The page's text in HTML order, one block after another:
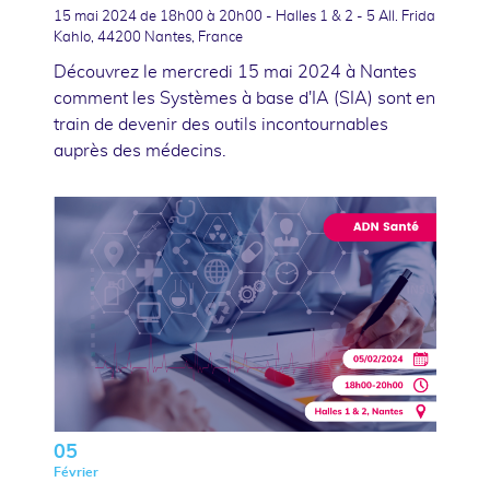
15 mai 2024 de 18h00 à 20h00 - Halles 1 & 2 - 5 All. Frida
Kahlo, 44200 Nantes, France
Découvrez le mercredi 15 mai 2024 à Nantes
comment les Systèmes à base d'IA (SIA) sont en
train de devenir des outils incontournables
auprès des médecins.
05
Février